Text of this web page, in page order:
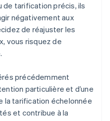
de tarification précis, ils
négativement aux
de réajuster les
vous risquez de
précédemment
particulière et d’une
la tarification échelonnée
et contribue à la